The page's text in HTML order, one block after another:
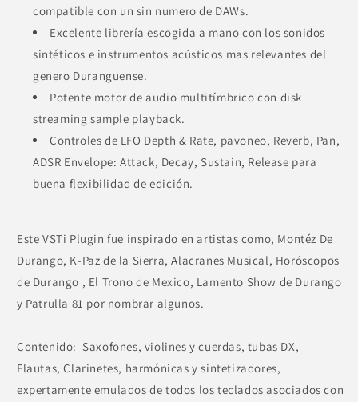
compatible con un sin numero de DAWs.
Excelente librería escogida a mano con los sonidos
sintéticos e instrumentos acústicos mas relevantes del
genero Duranguense.
Potente motor de audio multitímbrico con disk
streaming sample playback.
Controles de LFO Depth & Rate, pavoneo, Reverb, Pan,
ADSR Envelope: Attack, Decay, Sustain, Release para
buena flexibilidad de edición.
Este VSTi Plugin fue inspirado en artistas como, Montéz De
Durango, K-Paz de la Sierra, Alacranes Musical, Horóscopos
de Durango , El Trono de Mexico, Lamento Show de Durango
y Patrulla 81 por nombrar algunos.
Contenido: Saxofones, violines y cuerdas, tubas DX,
Flautas, Clarinetes, harmónicas y sintetizadores,
expertamente emulados de todos los teclados asociados con